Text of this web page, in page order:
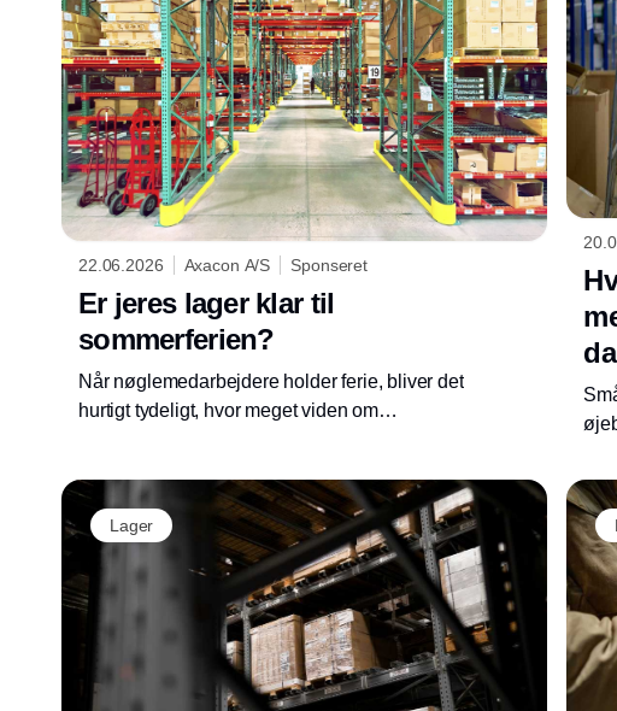
22.06.2026 Axacon A/S Sponseret
Er jeres lager klar til
sommerferien?
Når nøglemedarbejdere holder ferie, bliver det
hurtigt tydeligt, hvor meget viden om
Lager